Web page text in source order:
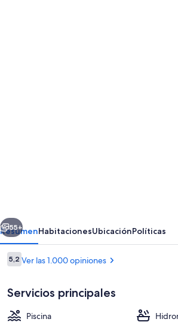
Siguiente
55+
ResumenHabitacionesUbicaciónPolíticas
Opiniones
5,25,2 de 10
Ver las 1.000 opiniones
Servicios principales
Piscina